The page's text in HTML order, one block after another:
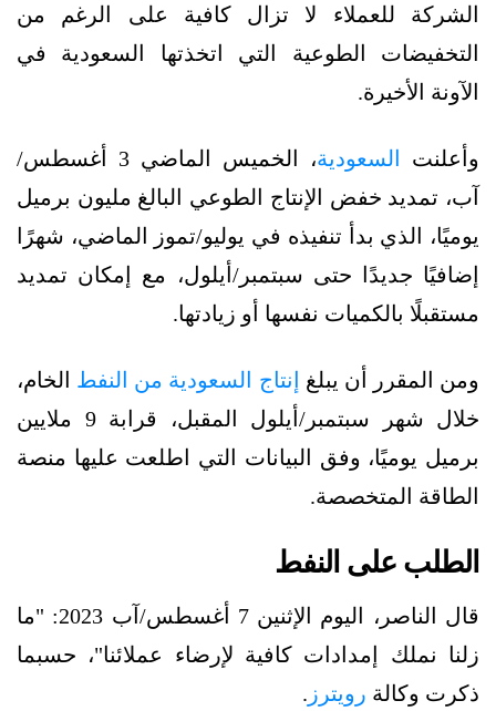
الشركة للعملاء لا تزال كافية على الرغم من
التخفيضات الطوعية التي اتخذتها السعودية في
الآونة الأخيرة.
وأعلنت السعودية
، الخميس الماضي 3 أغسطس/
آب، تمديد خفض الإنتاج الطوعي البالغ مليون برميل
يوميًا، الذي بدأ تنفيذه في يوليو/تموز الماضي، شهرًا
إضافيًا جديدًا حتى سبتمبر/أيلول، مع إمكان تمديد
مستقبلًا بالكميات نفسها أو زيادتها.
ومن المقرر أن يبلغ إنتاج السعودية من النفط الخام،
خلال شهر سبتمبر/أيلول المقبل، قرابة 9 ملايين
برميل يوميًا، وفق البيانات التي اطلعت عليها منصة
الطاقة المتخصصة.
الطلب على النفط
قال الناصر، اليوم الإثنين 7 أغسطس/آب 2023: "ما
زلنا نملك إمدادات كافية لإرضاء عملائنا"، حسبما
ذكرت وكالة رويترز .